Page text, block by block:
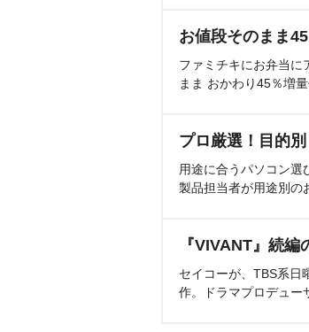
お値段そのまま
ファミチキにお弁当に
まま おかわり45％増
プロ厳選！目的
用途に合うパソコン
製品担当者が用途別の
『VIVANT』続
セイコーが、TBS系日
作。ドラマプロデュー